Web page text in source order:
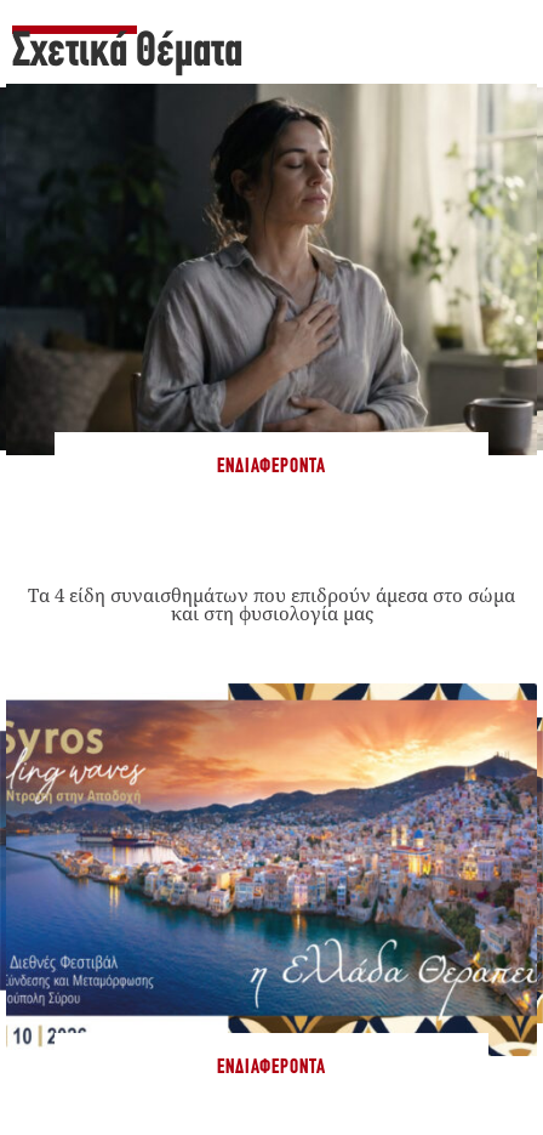
Σχετικά Θέματα
ΕΝΔΙΑΦΈΡΟΝΤΑ
Τα 4 είδη συναισθημάτων που επιδρούν άμεσα στο σώμα
και στη φυσιολογία μας
ΕΝΔΙΑΦΈΡΟΝΤΑ